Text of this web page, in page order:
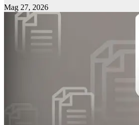
Mag 27, 2026